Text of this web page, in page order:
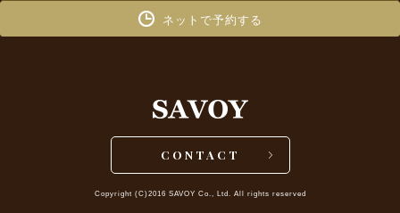
ネットで予約する
CONTACT
Copyright (C)2016 SAVOY Co., Ltd. All rights reserved